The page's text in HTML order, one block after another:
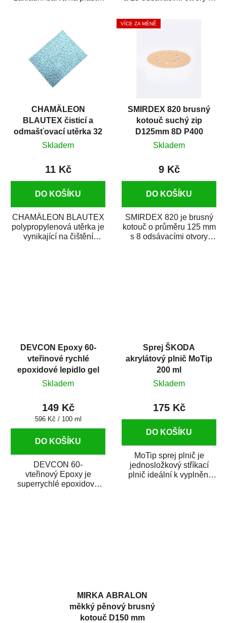
broušení širokého...
CHAMÄLEON
BLAUTEX čisticí a
odmašťovací utěrka 32
x 40 cm
Skladem
11 Kč
DO KOŠÍKU
CHAMÄLEON BLAUTEX
polypropylenová utěrka je
vynikající na čištění
VÍCE ZA MÉNĚ
SMIRDEX 820 brusný
kotouč suchý zip
D125mm 8D P400
Skladem
9 Kč
DO KOŠÍKU
SMIRDEX 820 je brusný
kotouč o průměru 125 mm
s 8 odsávacími otvory
DEVCON Epoxy 60-
vteřinové rychlé
epoxidové lepidlo gel
25 ml
Skladem
149 Kč
Měrná
cena:
596 Kč / 100 ml
DO KOŠÍKU
DEVCON 60-
vteřinový Epoxy je
superrychlé epoxidové
Sprej ŠKODA
akrylátový plnič MoTip
200 ml
Skladem
175 Kč
DO KOŠÍKU
MoTip sprej plnič je
jednosložkový stříkací
plnič ideální k vyplnění
MIRKA ABRALON
měkký pěnový brusný
kotouč D150 mm